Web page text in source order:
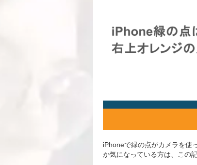
iPhoneで緑の点がカメラを使
か気になっている方は、この